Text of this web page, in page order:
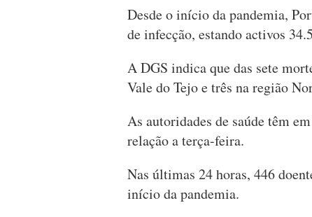
Desde o início da pandemia,
de infecção, estando activos
A DGS indica que das sete
Vale do Tejo e três na região
As autoridades de saúde têm
relação a terça-feira.
Nas últimas 24 horas, 446
início da pandemia.